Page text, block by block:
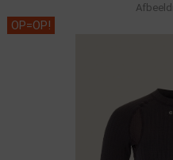
OP=OP!